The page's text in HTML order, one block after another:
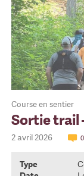
Course en sentier
Sortie trail
2 avril 2026 0
Type